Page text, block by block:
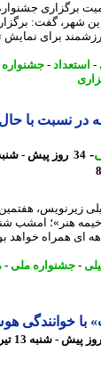
برگزاری جشنواره
گفت: برگزاری
برای نمایش
-جشنواره
نسبت با حال و
34 روز پیش - شنبه 13
هفتمین
امشب شنبه
ای همراه خواهد
جشنواره ملی -
خوانندگی هوش